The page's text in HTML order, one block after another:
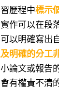
歷程中標示
作可以在段
以明確寫出
明確的分工
論文或報告
有權責不清